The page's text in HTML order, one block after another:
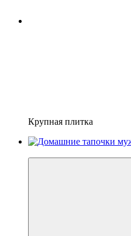
Крупная плитка